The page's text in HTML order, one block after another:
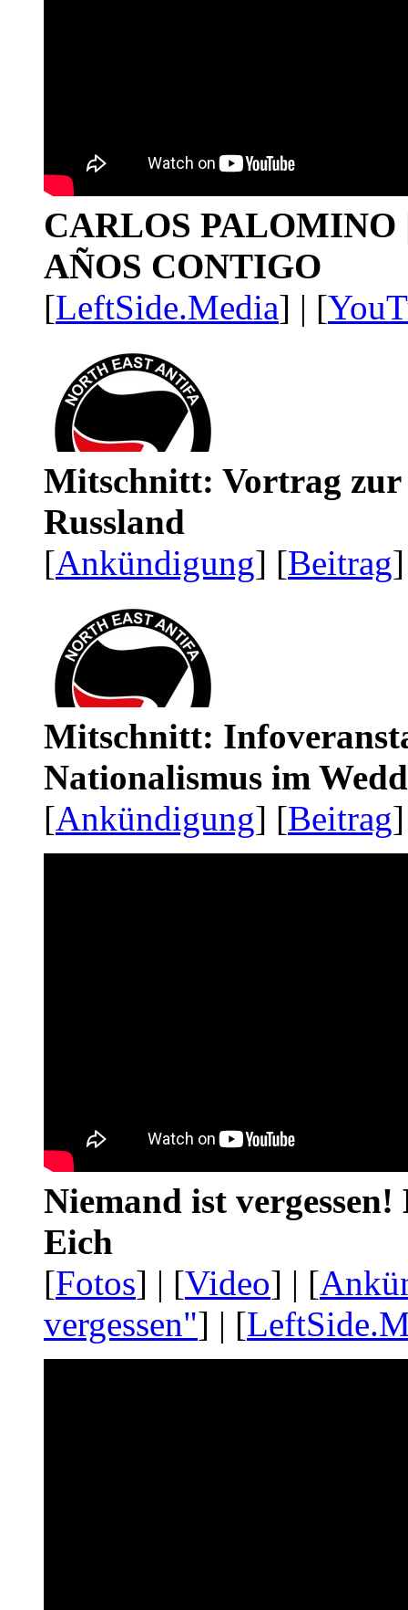
CARLOS PALOMINO
AÑOS CONTIGO
[LeftSide.Media] | [
Mitschnitt: Vortrag zur
Russland
[Ankündigung] [Beitrag
Mitschnitt:
Nationalismus im
[Ankündigung] [Beitrag
Niemand ist
Eich
[Fotos] | [Video] | [
vergessen"] | [